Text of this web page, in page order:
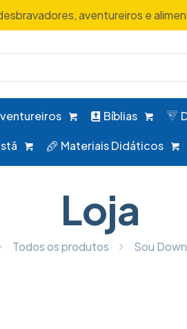
aventureiros e
Bíblias
Materiais Didáticos
Loja
Todos os produtos Sou